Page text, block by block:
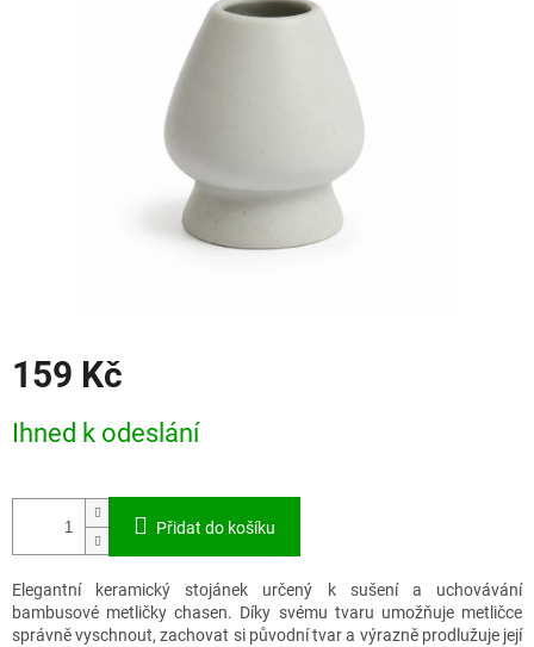
159 Kč
cena:
Ihned k odeslání
Přidat do košíku
Elegantní keramický stojánek určený k sušení a uchovávání
bambusové metličky chasen. Díky svému tvaru umožňuje metličce
správně vyschnout, zachovat si původní tvar a výrazně prodlužuje její